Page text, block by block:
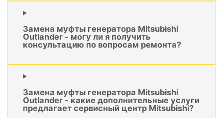
Замена муфты генератора Mitsubishi
Outlander - могу ли я получить
консультацию по вопросам ремонта?
Замена муфты генератора Mitsubishi
Outlander - какие дополнительные услуги
предлагает сервисный центр Mitsubishi?